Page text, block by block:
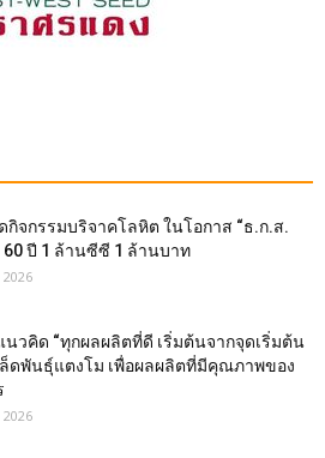
กิจกรรมบริจาคโลหิต ในโอกาส “ธ.ก.ส.
60 ปี 1 ล้านซีซี 1 ล้านบาท
นวคิด “ทุกผลผลิตที่ดี เริ่มต้นจากจุดเริ่มต้น
ล็ดพันธุ์แตงโม เพื่อผลผลิตที่มีคุณภาพของ